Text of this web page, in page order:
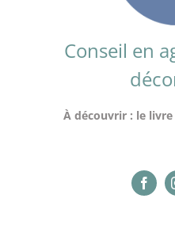
Conseil en
À découvrir : le livre